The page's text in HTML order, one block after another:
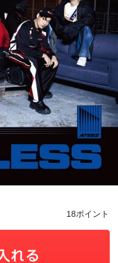
18ポイント